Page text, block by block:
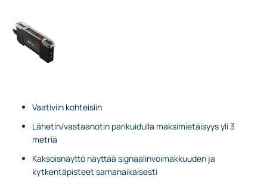
Vaativiin kohteisiin
Lähetin/vastaanotin parikuidulla maksimietäisyys yli 3
metriä
Kaksoisnäyttö näyttää signaalinvoimakkuuden ja
kytkentäpisteet samanaikaisesti